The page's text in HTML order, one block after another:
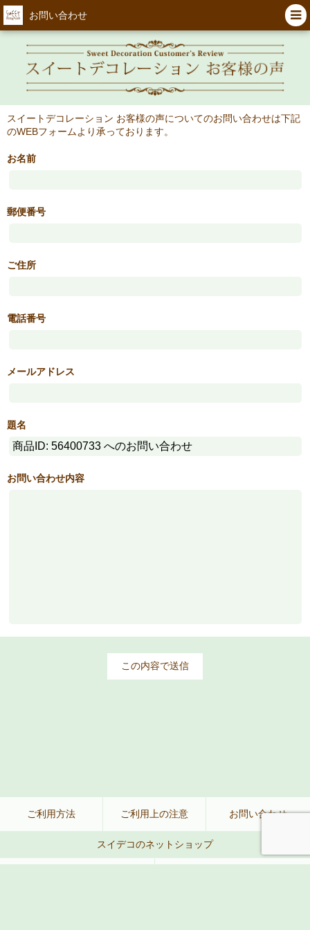
お問い合わせ
スイートデコレーション お客様の声についてのお問い合わせは下記
のWEBフォームより承っております。
お名前
郵便番号
ご住所
電話番号
メールアドレス
題名
お問い合わせ内容
ご利用方法 ご利用上の注意 お問い合わせ
スイデコのネットショップ